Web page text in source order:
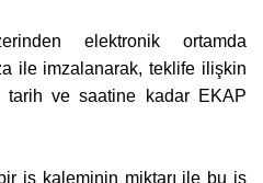
elektronik ortamda
ile imzalanarak, teklife ilişkin
ve saatine kadar EKAP
iş kaleminin miktarı ile bu iş